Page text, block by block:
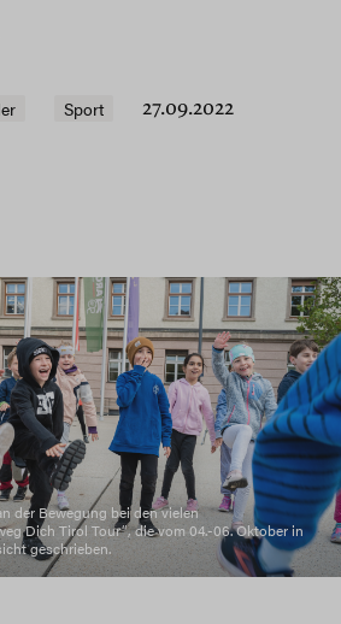
Sport
27.09.2022
der Bewegung bei den vielen
Dich Tirol Tour“, die vom 04.-06. Oktober in
geschrieben.